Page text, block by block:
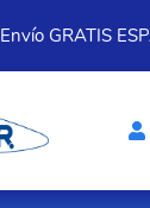
Envío GRATIS